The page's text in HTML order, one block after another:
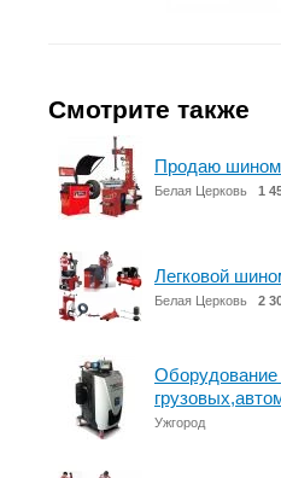
Смотрите также
Продаю
Белая Церковь 1
Легковой
Белая Церковь 2
Ужгород